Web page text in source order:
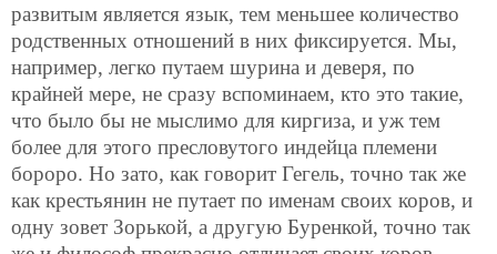
развитым является язык, тем меньшее количество
родственных отношений в них фиксируется. Мы,
например, легко путаем шурина и деверя, по
крайней мере, не сразу вспоминаем, кто это такие,
что было бы не мыслимо для киргиза, и уж тем
более для этого пресловутого индейца племени
бороро. Но зато, как говорит Гегель, точно так же
как крестьянин не путает по именам своих коров, и
одну зовет Зорькой, а другую Буренкой, точно так